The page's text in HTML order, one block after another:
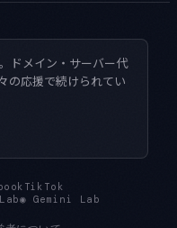
ドメイン・サーバー代
の応援で続けられてい
TikTok
◉ Gemini Lab